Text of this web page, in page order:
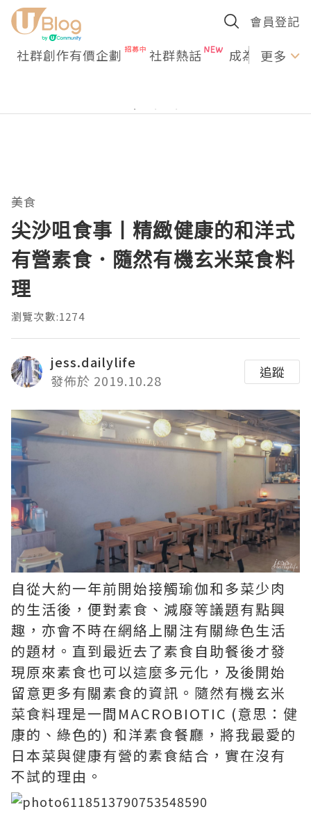
會員登記
社群創作有價企劃 社群熱話 成為U更多
美食
尖沙咀食事丨精緻健康的和洋式
有營素食．隨然有機玄米菜食料
理
瀏覽次數:1274
jess.dailylife
發佈於 2019.10.28
追蹤
自從大約一年前開始接觸瑜伽和多菜少肉
的生活後，便對素食、減廢等議題有點興
趣，亦會不時在網絡上關注有關綠色生活
的題材。直到最近去了素食自助餐後才發
現原來素食也可以這麼多元化，及後開始
留意更多有關素食的資訊。隨然有機玄米
菜食料理是一間MACROBIOTIC (意思：健
康的、綠色的) 和洋素食餐廳，將我最愛的
日本菜與健康有營的素食結合，實在沒有
不試的理由。